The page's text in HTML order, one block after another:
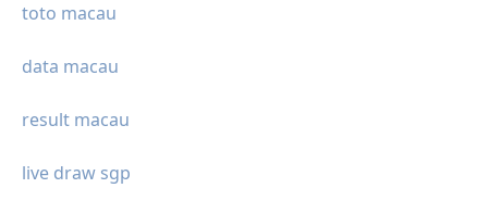
toto macau
data macau
result macau
live draw sgp